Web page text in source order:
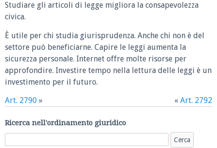
Studiare gli articoli di legge migliora la consapevolezza
civica.
È utile per chi studia giurisprudenza. Anche chi non è del
settore può beneficiarne. Capire le leggi aumenta la
sicurezza personale. Internet offre molte risorse per
approfondire. Investire tempo nella lettura delle leggi è un
investimento per il futuro.
Art. 2790 » « Art. 2792
Ricerca nell'ordinamento giuridico